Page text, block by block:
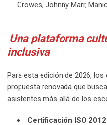
Crowes, Johnny Marr,
Una plataforma
inclusiva
Para esta edición de 2026,
propuesta renovada que
asistentes más allá de los
Certificación ISO